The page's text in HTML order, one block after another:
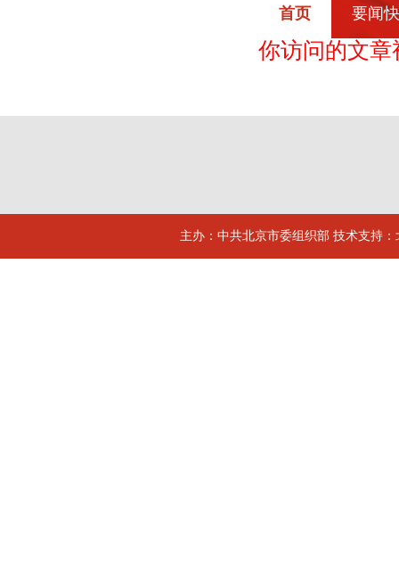
首页 要闻
你访问的文
主办：中共北京市委组织部 技术支持